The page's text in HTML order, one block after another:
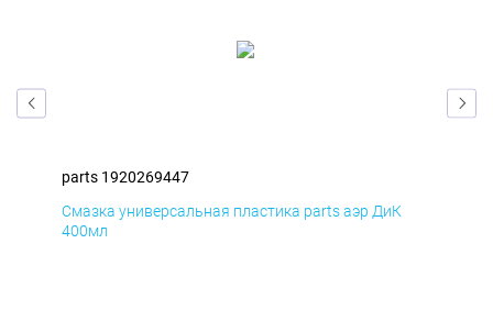
parts 1920269447
Смазка универсальная пластика parts аэр ДиК
400мл